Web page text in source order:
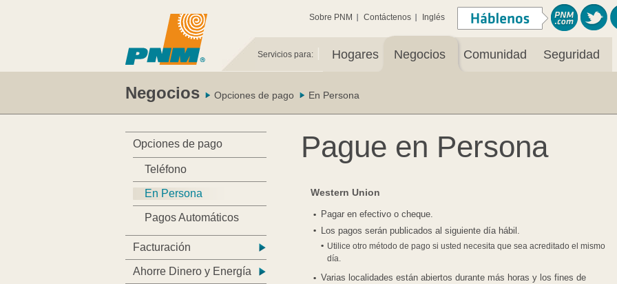
Sobre PNM Contáctenos Inglés
Servicios para: Hogares Negocios Comunidad Seguridad
Negocios Opciones de pago En Persona
Opciones de pago
Teléfono
En Persona
Pagos Automáticos
Facturación
Ahorre Dinero y Energía
Pague en Persona
Western Union
Pagar en efectivo o cheque.
Los pagos serán publicados al siguiente día hábil.
Utilice otro método de pago si usted necesita que sea acreditado el mismo
día.
Varias localidades están abiertos durante más horas y los fines de